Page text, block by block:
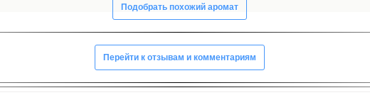
Подобрать похожий аромат
Перейти к отзывам и комментариям